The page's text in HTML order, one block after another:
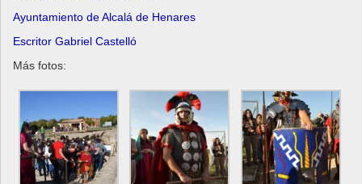
Ayuntamiento de Alcalá de Henares
Escritor Gabriel Castelló
Más fotos: